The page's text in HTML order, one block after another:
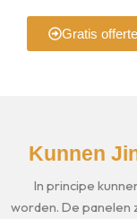
Gratis
Kunnen
In principe
worden. De panelen